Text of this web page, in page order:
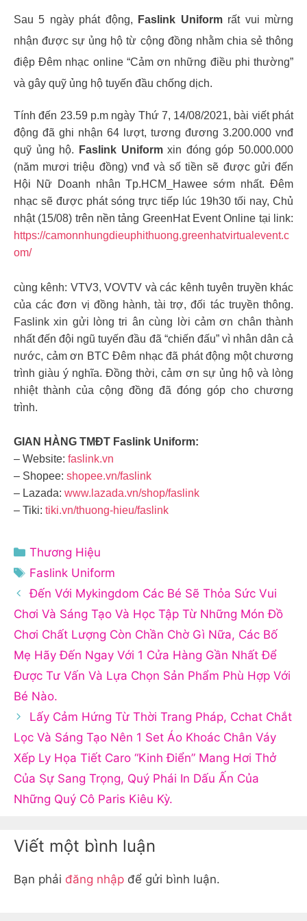
Sau 5 ngày phát động, Faslink Uniform rất vui mừng
nhận được sự ủng hộ từ cộng đồng nhằm chia sẻ thông
điệp Đêm nhạc online “Cảm ơn những điều phi thường”
và gây quỹ ủng hộ tuyến đầu chống dịch.
Tính đến 23.59 p.m ngày Thứ 7, 14/08/2021, bài viết phát
động đã ghi nhận 64 lượt, tương đương 3.200.000 vnđ
quỹ ủng hộ.
Faslink Uniformxin đóng góp 50.000.000
(năm mươi triệu đồng) vnđ và số tiền sẽ được gửi đến
Hội Nữ Doanh nhân Tp.HCM_Hawee sớm nhất. Đêm
nhạc sẽ được phát sóng trực tiếp lúc 19h30 tối nay, Chủ
nhật (15/08) trên nền tảng GreenHat Event Online tại link:
https://camonnhungdieuphithuong.greenhatvirtualevent.c
om/
cùng kênh: VTV3, VOVTV và các kênh tuyên truyền khác
của các đơn vị đồng hành, tài trợ, đối tác truyền thông.
Faslink xin gửi lòng tri ân cùng lời cảm ơn chân thành
nhất đến đội ngũ tuyến đầu đã “chiến đấu” vì nhân dân cả
nước, cảm ơn BTC Đêm nhạc đã phát động một chương
trình giàu ý nghĩa. Đồng thời, cảm ơn sự ủng hộ và lòng
nhiệt thành của cộng đồng đã đóng góp cho chương
trình.
GIAN HÀNG TMĐT Faslink Uniform:
– Website: faslink.vn
– Shopee: shopee.vn/faslink
– Lazada: www.lazada.vn/shop/faslink
– Tiki: tiki.vn/thuong-hieu/faslink
Danh
mục
Thương Hiệu
Thẻ
Faslink Uniform
Đến Với Mykingdom Các Bé Sẽ Thỏa Sức Vui
Chơi Và Sáng Tạo Và Học Tập Từ Những Món Đồ
Chơi Chất Lượng ️Còn Chần Chờ Gì Nữa, Các Bố
Mẹ Hãy Đến Ngay Với 1 Cửa Hàng Gần Nhất Để
Được Tư Vấn Và Lựa Chọn Sản Phẩm Phù Hợp Với
Bé Nào.
Lấy Cảm Hứng Từ Thời Trang Pháp, Cchat Chắt
Lọc Và Sáng Tạo Nên 1 Set Áo Khoác Chân Váy
Xếp Ly Họa Tiết Caro “Kinh Điển” Mang Hơi Thở
Của Sự Sang Trọng, Quý Phái In Dấu Ấn Của
Những Quý Cô Paris Kiêu Kỳ.
Viết một bình luận
Bạn phải đăng nhập để gửi bình luận.